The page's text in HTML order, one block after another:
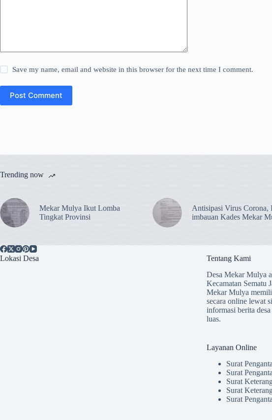
Save my name, email and website in this browser for the next time I comment.
Post Comment
Trending now
Mekar Mulya Ikut Lomba
Tingkat Provinsi
Antisipasi Virus Corona,
imbauan Kades Mekar
Lokasi Desa
Tentang Kami
Desa Mekar Mulya
Kecamatan Sematu
Mekar Mulya
secara online lewat
informasi berita
luas.
Layanan Online
Surat
Surat
Surat
Surat
Surat